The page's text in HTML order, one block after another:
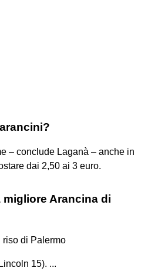
– conclude Laganà – anche in
dai 2,50 ai 3 euro.
migliore Arancina di
riso di Palermo
15). ...